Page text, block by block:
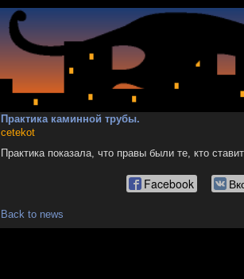
Практика каминной трубы.
cetekot
Практика показала, что правы были те, кто
Facebook
Back to news